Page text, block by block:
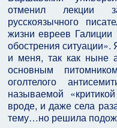
отменил лекции
русскоязычного
жизни евреев
обострения ситуации».
и меня, так как ныне
основным
оголтелого
называемой
вроде, и даже села
тему…но решила